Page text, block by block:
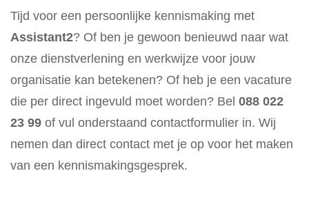
Tijd voor een persoonlijke kennismaking met
Assistant2? Of ben je gewoon benieuwd naar wat
onze dienstverlening en werkwijze voor jouw
organisatie kan betekenen? Of heb je een vacature
die per direct ingevuld moet worden? Bel 088 022
23 99 of vul onderstaand contactformulier in. Wij
nemen dan direct contact met je op voor het maken
van een kennismakingsgesprek.